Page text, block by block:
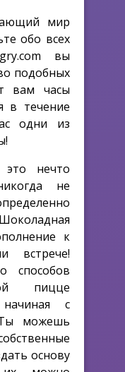
мир
обо всех
вы
подобных
вам часы
в течение
одни из
нечто
не
к
встрече!
способов
пицце
с
можешь
основу